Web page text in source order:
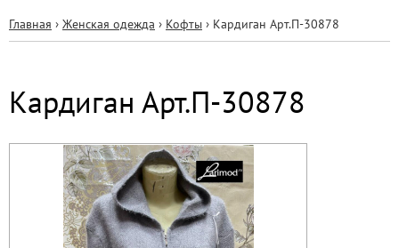
здесь
Главная › Женская одежда › Кофты › Кардиган Арт.П-30878
Кардиган Арт.П-30878